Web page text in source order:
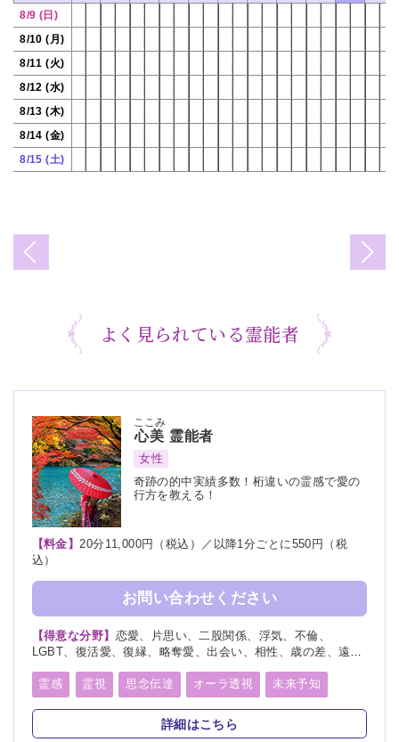
8/9 (日)
8/10 (月)
8/11 (火)
8/12 (水)
8/13 (木)
8/14 (金)
8/15 (土)
よく見られている霊能者
心美
ここみ
霊能者
女性
奇跡の的中実績多数！桁違いの霊感で愛の
行方を教える！
【料金】20分11,000円（税込）／以降1分ごとに550円（税
込）
お問い合わせください
【得意な分野】 恋愛、片思い、二股関係、浮気、不倫、
LGBT、復活愛、復縁、略奪愛、出会い、相性、歳の差、遠距
教育、介護、進路、学業、受験、仕事、就職、天職、転職、適
職、経営、人間関係、人生相談、健康、金運、引越し、開運、
故人、相手の気持ち、総合運、運勢、過去、未来、将来、心霊
相談、心霊写真、命名、改名、ペット、霊障、カルマ、縁結
霊感 霊視 思念伝達 オーラ透視 未来予知
霊聴 守護霊 チャネリング オーラリーディング
詳細はこちら